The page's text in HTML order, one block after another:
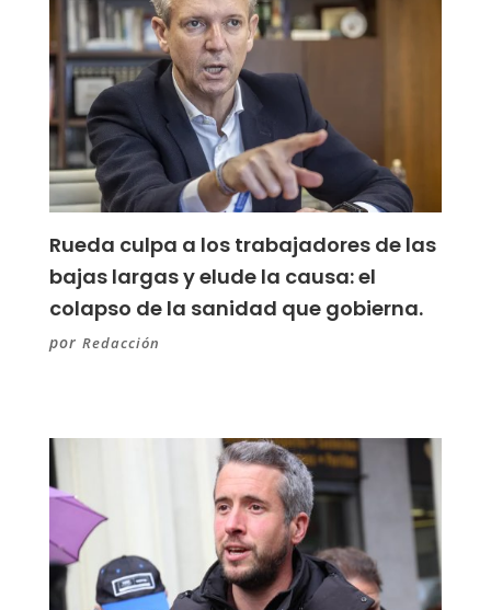
Rueda culpa a los trabajadores de las
bajas largas y elude la causa: el
colapso de la sanidad que gobierna.
por Redacción